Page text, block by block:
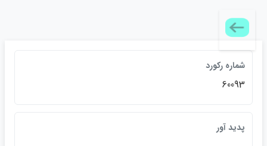
شماره ركورد
60093
پديد آور